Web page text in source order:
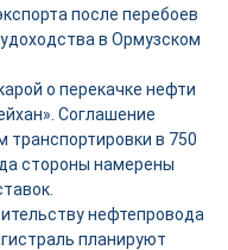
после перебоев
в Ормузском
о перекачке нефти
Соглашение
в 750
стороны намерены
нефтепровода
планируют